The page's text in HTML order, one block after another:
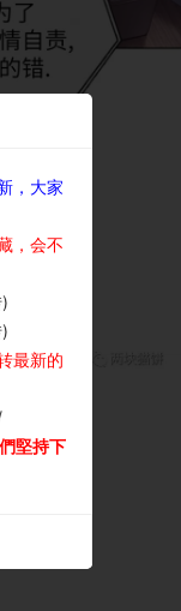
，大家
，会不
最新的
堅持下